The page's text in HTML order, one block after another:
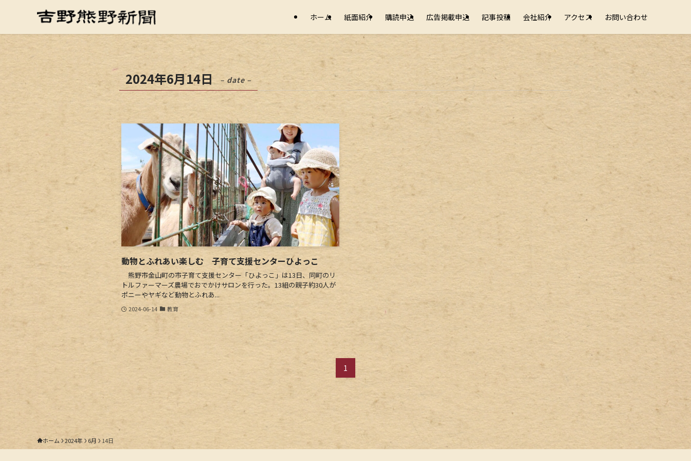
ホーム 紙面紹介 購読申込 広告掲載申込 記事投稿 会社紹介 アクセス お問い合わせ
2024年6月14日 – date –
動物とふれあい楽しむ 子育て支援センターひよっこ
熊野市金山町の市子育て支援センター「ひよっこ」は13日、同町のリ
トルファーマーズ農場でおでかけサロンを行った。13組の親子約30人が
ポニーやヤギなど動物とふれあ...
2024-06-14 教育
1
ホーム 2024年 6月 14日